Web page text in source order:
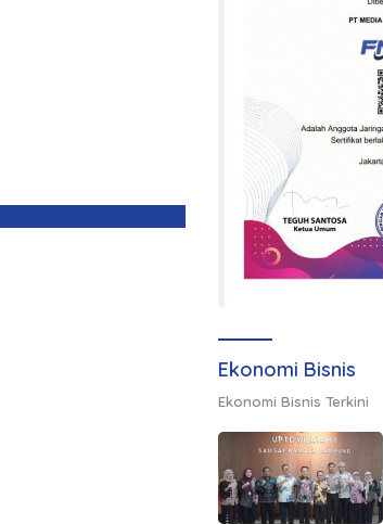
Ekonomi Bisnis
Ekonomi Bisnis Terkini